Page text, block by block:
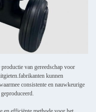
van gereedschap voor
kunnen
consistente en nauwkeurige